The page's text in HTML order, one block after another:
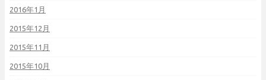
2016年1月
2015年12月
2015年11月
2015年10月